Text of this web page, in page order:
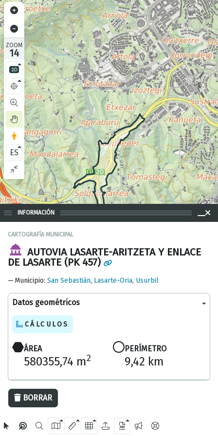
ZOOM
14
ES
OpenStreetMap
INFORMACIÓN
CARTOGRAFÍA MUNICIPAL
AUTOVIA LASARTE-ARITZETA Y ENLACE
DE LASARTE (PK 457)
Municipio: San Sebastián, Lasarte-Oria, Usurbil
Datos geométricos
CÁLCULOS
ÁREA
580355,74 m2
PERÍMETRO
9,42 km
BORRAR